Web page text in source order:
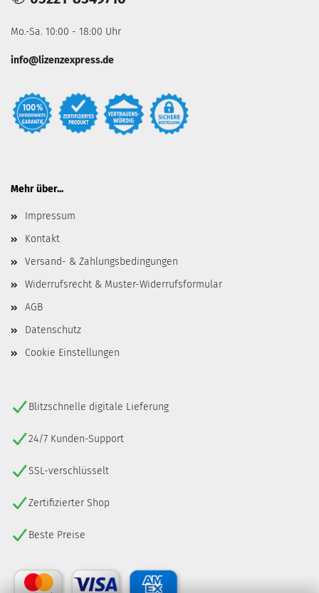
Mo.-Sa. 10:00 - 18:00 Uhr
info@lizenzexpress.de
Mehr über...
Impressum
Kontakt
Versand- & Zahlungsbedingungen
Widerrufsrecht & Muster-Widerrufsformular
AGB
Datenschutz
Cookie Einstellungen
Blitzschnelle digitale Lieferung
24/7 Kunden-Support
SSL-verschlüsselt
Zertifizierter Shop
Beste Preise